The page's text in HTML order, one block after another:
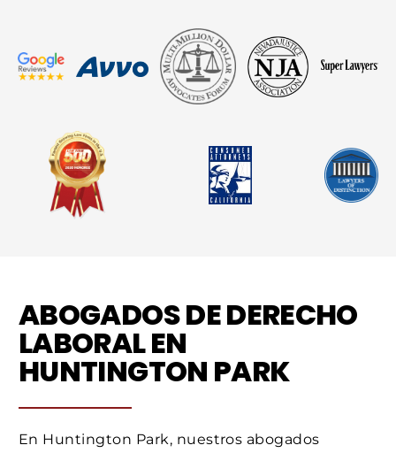
ABOGADOS DE DERECHO
LABORAL EN
HUNTINGTON PARK
En Huntington Park, nuestros abogados